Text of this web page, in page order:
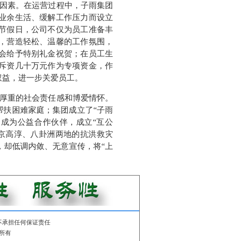
素。在运营过程中，子雨集团
余生活、缓解工作压力而设立
假日，公司不仅为员工准备丰
营造轻松、温馨的工作氛围，
给予特别礼金祝贺；在员工生
资几十万元作为专项资金，作
，进一步关爱员工。
重的社会责任感和博爱情怀。
困难家庭；集团成立了“子雨
为公益合作伙伴，成立“互公
高淳、八卦洲两地的抗洪救灾
低调内敛、无意宣传，将“上
担任何保证责任
有